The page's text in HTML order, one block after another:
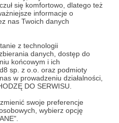
się komfortowo, dlatego też
informacje o
nas Twoich danych
z technologii
danych, dostęp do
końcowym i ich
sp. z o.o. oraz podmioty
w prowadzeniu działalności,
DO SERWISU.
swoje preferencje
wybierz opcję
musisz być zalogowany
się